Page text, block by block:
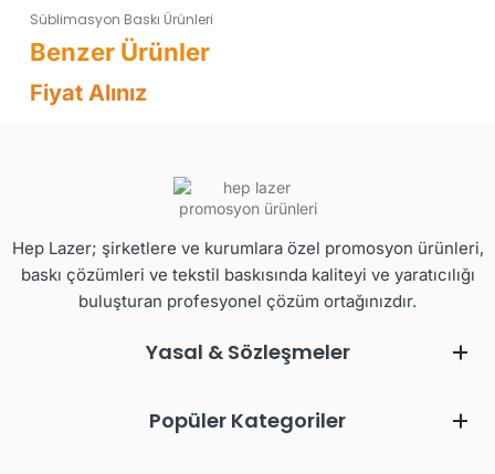
Süblimasyon Baskı Ürünleri
Fiyat Alınız
Hep Lazer; şirketlere ve kurumlara özel promosyon ürünleri,
baskı çözümleri ve tekstil baskısında kaliteyi ve yaratıcılığı
buluşturan profesyonel çözüm ortağınızdır.
Yasal & Sözleşmeler
Popüler Kategoriler